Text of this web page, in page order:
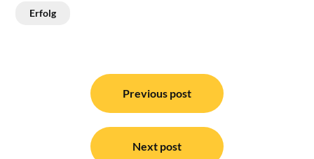
Erfolg
navigation
Previous post
Next post